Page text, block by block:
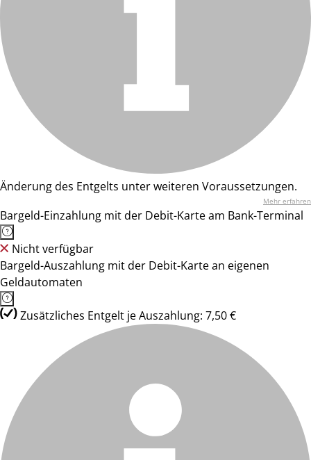
Änderung des Entgelts unter weiteren Voraussetzungen.
Mehr erfahren
Bargeld-Einzahlung mit der Debit-Karte am Bank-Terminal
Nicht verfügbar
Bargeld-Auszahlung mit der Debit-Karte an eigenen
Geldautomaten
Zusätzliches Entgelt je Auszahlung: 7,50 €